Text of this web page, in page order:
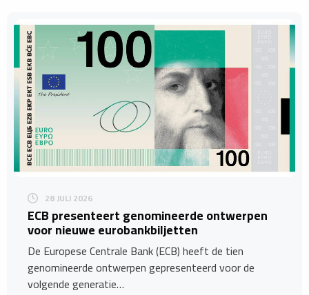
28 JULI 2026
ECB presenteert genomineerde ontwerpen
voor nieuwe eurobankbiljetten
De Europese Centrale Bank (ECB) heeft de tien
genomineerde ontwerpen gepresenteerd voor de
volgende generatie…